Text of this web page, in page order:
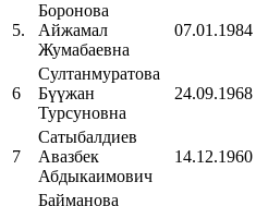
5.
Боронова
Айжамал
Жумабаевна
07.01.1984
6
Султанмуратова
Бүүжан
Турсуновна
24.09.1968
7
Сатыбалдиев
Авазбек
Абдыкаимович
14.12.1960
Байманова